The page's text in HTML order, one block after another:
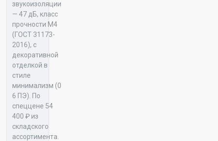
Отделка №163
Отделка №165
Отделка №167
Отделка №171
Панель 16 Галант К 01
Панель 16 Галант К 02
звукоизоляции
— 47 дБ, класс
прочности М4
(ГОСТ 31173-
2016), с
декоративной
отделкой в
стиле
минимализм (0
6 ПЭ). По
спеццене 54
400 ₽ из
складского
ассортимента.